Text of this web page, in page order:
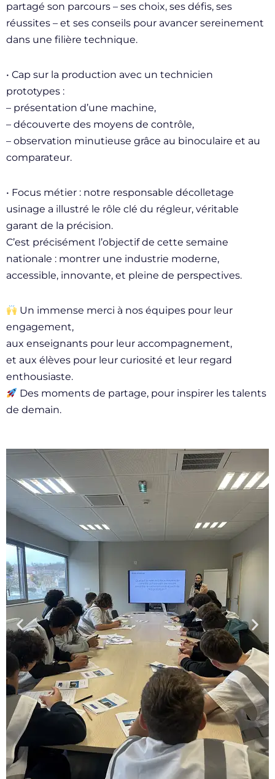
partagé son parcours – ses choix, ses défis, ses
réussites – et ses conseils pour avancer sereinement
dans une filière technique.
• Cap sur la production avec un technicien
prototypes :
– présentation d’une machine,
– découverte des moyens de contrôle,
– observation minutieuse grâce au binoculaire et au
comparateur.
• Focus métier : notre responsable décolletage
usinage a illustré le rôle clé du régleur, véritable
garant de la précision.
C’est précisément l’objectif de cette semaine
nationale : montrer une industrie moderne,
accessible, innovante, et pleine de perspectives.
Un immense merci à nos équipes pour leur
engagement,
aux enseignants pour leur accompagnement,
et aux élèves pour leur curiosité et leur regard
enthousiaste.
Des moments de partage, pour inspirer les talents
de demain.